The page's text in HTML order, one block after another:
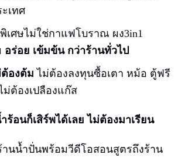
เทศ
เศษไม่ใช่กาแฟโบราณ ผง3in1
อร่อย เข้มข้น กว่าร้านทั่วไป
องต้ม ไม่ต้องลงทุนซื้อเตา หม้อ ตู้ฟรี
ม่ต้องเปลืองแก๊ส
ร้อนก็เสิร์พได้เลย ไม่ต้องมาเรียน
นน้ำปั่นพร้อมวีดีโอสอนสูตรถึงร้าน